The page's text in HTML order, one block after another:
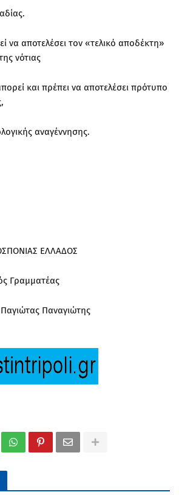
να αποτελέσει τον «τελικό αποδέκτη»
νότιας
και πρέπει να αποτελέσει πρότυπο
αναγέννησης.
ΕΛΛΑΔΟΣ
Γραμματέας
Παναγιώτης